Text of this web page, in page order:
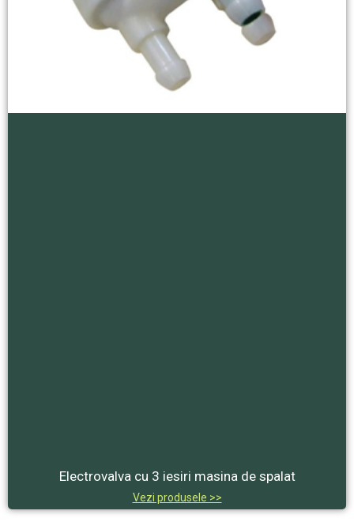
Electrovalva cu 3 iesiri masina de spalat
Vezi produsele >>